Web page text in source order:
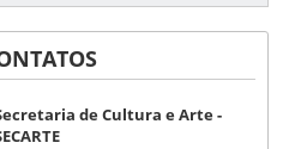
de Cultura e Arte -